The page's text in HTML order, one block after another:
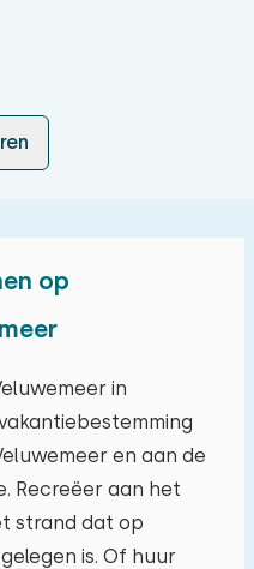
op
in
en aan de
Recreëer aan het
strand dat op
is. Of huur
vr za zo
31 01 02
07 08 09